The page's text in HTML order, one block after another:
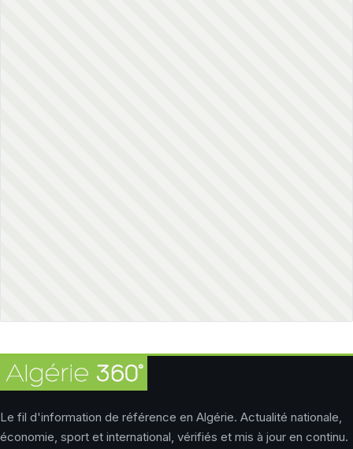
Le fil d'information de référence en Algérie. Actualité nationale,
économie, sport et international, vérifiés et mis à jour en continu.